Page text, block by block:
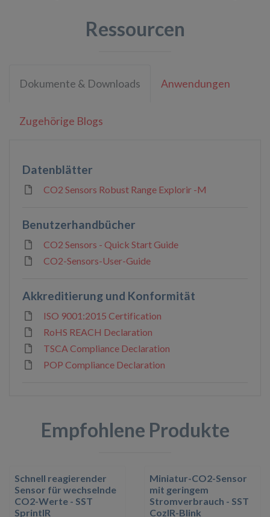
Ressourcen
Dokumente & Downloads Anwendungen
Zugehörige Blogs
Datenblätter
CO2 Sensors Robust Range Explorir -M
Benutzerhandbücher
CO2 Sensors - Quick Start Guide
CO2-Sensors-User-Guide
Akkreditierung und Konformität
ISO 9001:2015 Certification
RoHS REACH Declaration
TSCA Compliance Declaration
POP Compliance Declaration
Empfohlene Produkte
Schnell reagierender
Sensor für wechselnde
CO2-Werte - SST
SprintIR
Miniatur-CO2-Sensor
mit geringem
Stromverbrauch - SST
CozIR-Blink